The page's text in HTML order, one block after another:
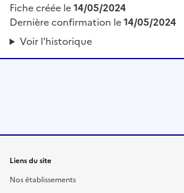
Fiche créée le14/05/2024
Dernière confirmation le14/05/2024
Voir l'historique
Liens du site
Nos établissements